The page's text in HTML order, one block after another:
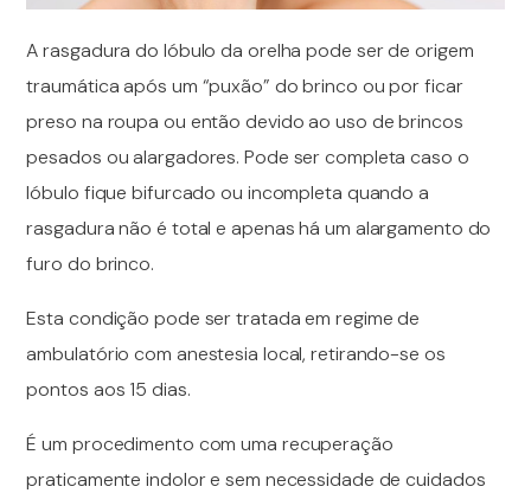
A rasgadura do lóbulo da orelha pode ser de origem
traumática após um “puxão” do brinco ou por ficar
preso na roupa ou então devido ao uso de brincos
pesados ou alargadores. Pode ser completa caso o
lóbulo fique bifurcado ou incompleta quando a
rasgadura não é total e apenas há um alargamento do
furo do brinco.
Esta condição pode ser tratada em regime de
ambulatório com anestesia local, retirando-se os
pontos aos 15 dias.
É um procedimento com uma recuperação
praticamente indolor e sem necessidade de cuidados